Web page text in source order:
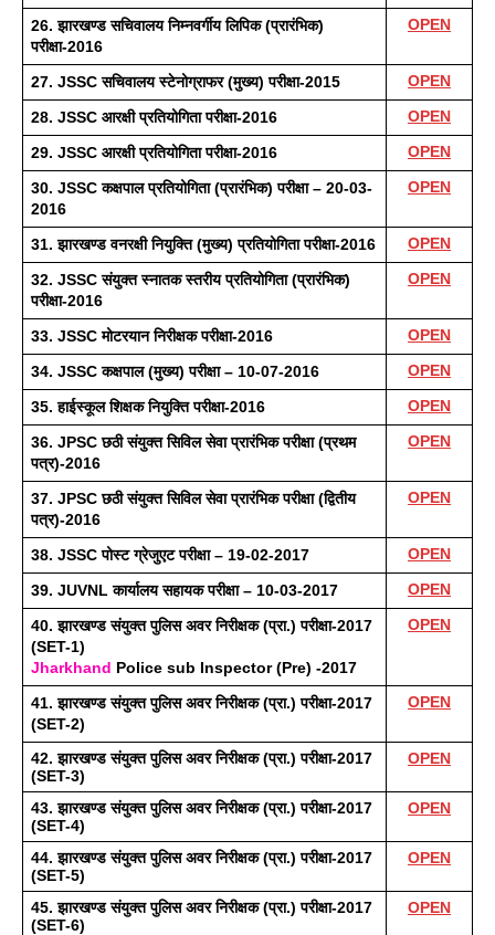
26. झारखण्ड सचिवालय निम्नवर्गीय लिपिक (प्रारंभिक)
परीक्षा-2016
OPEN
27. JSSC सचिवालय स्टेनोग्राफर (मुख्य) परीक्षा-2015 OPEN
28. JSSC आरक्षी प्रतियोगिता परीक्षा-2016 OPEN
29. JSSC आरक्षी प्रतियोगिता परीक्षा-2016 OPEN
30. JSSC कक्षपाल प्रतियोगिता (प्रारंभिक) परीक्षा – 20-03-
2016
OPEN
31. झारखण्ड वनरक्षी नियुक्ति (मुख्य) प्रतियोगिता परीक्षा-2016 OPEN
32. JSSC संयुक्त स्नातक स्तरीय प्रतियोगिता (प्रारंभिक)
परीक्षा-2016
OPEN
33. JSSC मोटरयान निरीक्षक परीक्षा-2016 OPEN
34. JSSC कक्षपाल (मुख्य) परीक्षा – 10-07-2016 OPEN
35. हाईस्कूल शिक्षक नियुक्ति परीक्षा-2016 OPEN
36. JPSC छठी संयुक्त सिविल सेवा प्रारंभिक परीक्षा (प्रथम
पत्र)-2016
OPEN
37. JPSC छठी संयुक्त सिविल सेवा प्रारंभिक परीक्षा (द्वितीय
पत्र)-2016
OPEN
38. JSSC पोस्ट ग्रेजुएट परीक्षा – 19-02-2017 OPEN
39. JUVNL कार्यालय सहायक परीक्षा – 10-03-2017 OPEN
40. झारखण्ड संयुक्त पुलिस अवर निरीक्षक (प्रा.) परीक्षा-2017
(SET-1)
Jharkhand Police sub Inspector (Pre) -2017
OPEN
41. झारखण्ड संयुक्त पुलिस अवर निरीक्षक (प्रा.) परीक्षा-2017
(SET-2)
OPEN
42. झारखण्ड संयुक्त पुलिस अवर निरीक्षक (प्रा.) परीक्षा-2017
(SET-3)
OPEN
43. झारखण्ड संयुक्त पुलिस अवर निरीक्षक (प्रा.) परीक्षा-2017
(SET-4)
OPEN
44. झारखण्ड संयुक्त पुलिस अवर निरीक्षक (प्रा.) परीक्षा-2017
(SET-5)
OPEN
45. झारखण्ड संयुक्त पुलिस अवर निरीक्षक (प्रा.) परीक्षा-2017
(SET-6)
OPEN